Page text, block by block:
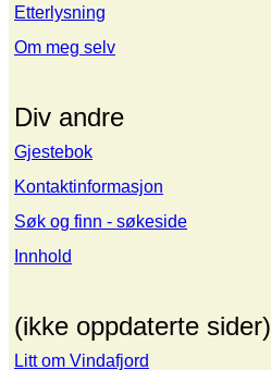
Etterlysning
Om meg selv
Div andre
Gjestebok
Kontaktinformasjon
Søk og finn - søkeside
Innhold
(ikke oppdaterte sider)
Litt om Vindafjord